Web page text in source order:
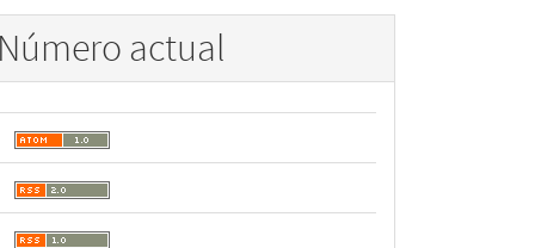
Número actual